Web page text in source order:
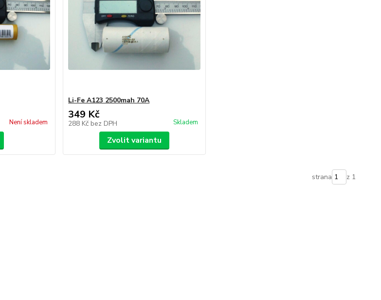
Není skladem
Li-Fe A123 2500mah 70A
349 Kč
288 Kč bez DPH Skladem
Zvolit variantu
strana z 1